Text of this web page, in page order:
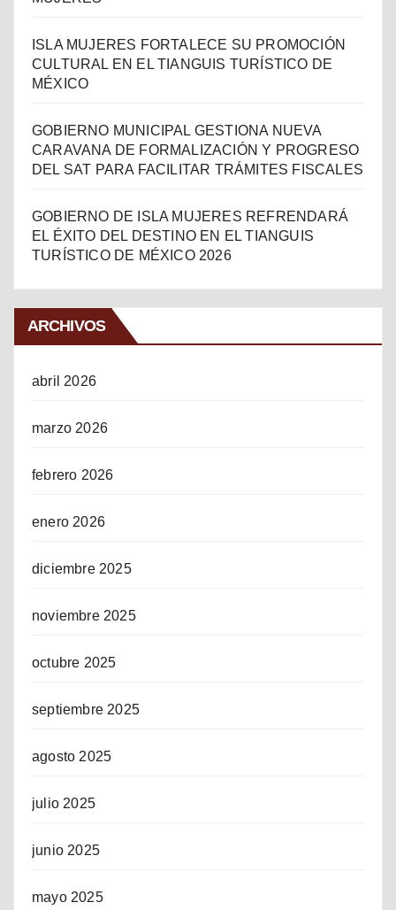
ISLA MUJERES FORTALECE SU PROMOCIÓN
CULTURAL EN EL TIANGUIS TURÍSTICO DE
MÉXICO
GOBIERNO MUNICIPAL GESTIONA NUEVA
CARAVANA DE FORMALIZACIÓN Y PROGRESO
DEL SAT PARA FACILITAR TRÁMITES FISCALES
GOBIERNO DE ISLA MUJERES REFRENDARÁ
EL ÉXITO DEL DESTINO EN EL TIANGUIS
TURÍSTICO DE MÉXICO 2026
ARCHIVOS
abril 2026
marzo 2026
febrero 2026
enero 2026
diciembre 2025
noviembre 2025
octubre 2025
septiembre 2025
agosto 2025
julio 2025
junio 2025
mayo 2025